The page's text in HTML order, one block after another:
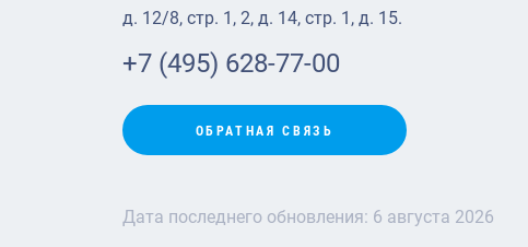
д. 12/8, стр. 1, 2, д. 14, стр. 1, д. 15.
+7 (495) 628-77-00
ОБРАТНАЯ СВЯЗЬ
Дата последнего обновления: 6 августа 2026